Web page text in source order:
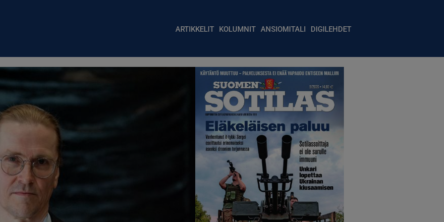
Main navigation
ARTIKKELIT KOLUMNIT ANSIOMITALI DIGILEHDET